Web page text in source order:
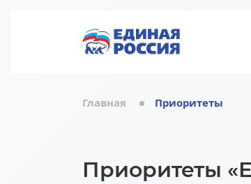
Главная Приоритеты
Приоритеты